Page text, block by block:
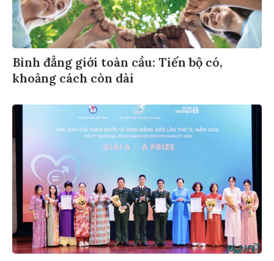
Bình đẳng giới toàn cầu: Tiến bộ có,
khoảng cách còn dài